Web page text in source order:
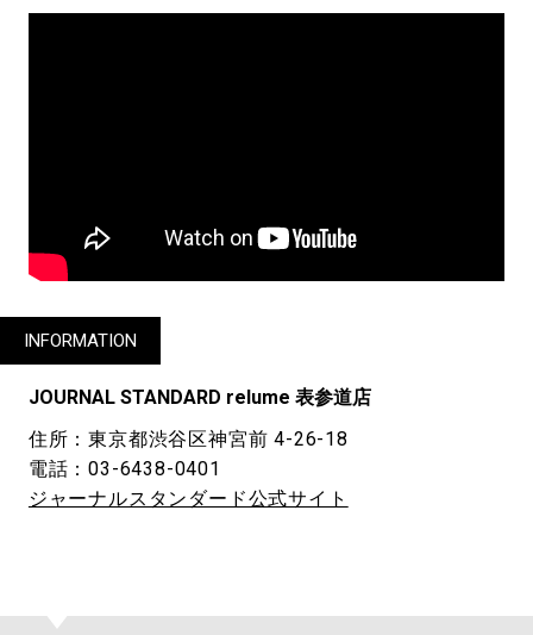
INFORMATION
JOURNAL STANDARD relume 表参道店
住所：東京都渋谷区神宮前 4-26-18
電話：03-6438-0401
ジャーナルスタンダード公式サイト